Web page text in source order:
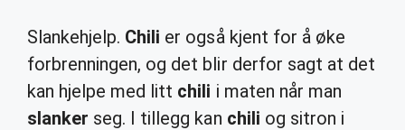
Slankehjelp. Chili er også kjent for å øke
forbrenningen, og det blir derfor sagt at det
kan hjelpe med litt chili i maten når man
slanker seg. I tillegg kan chili og sitron i